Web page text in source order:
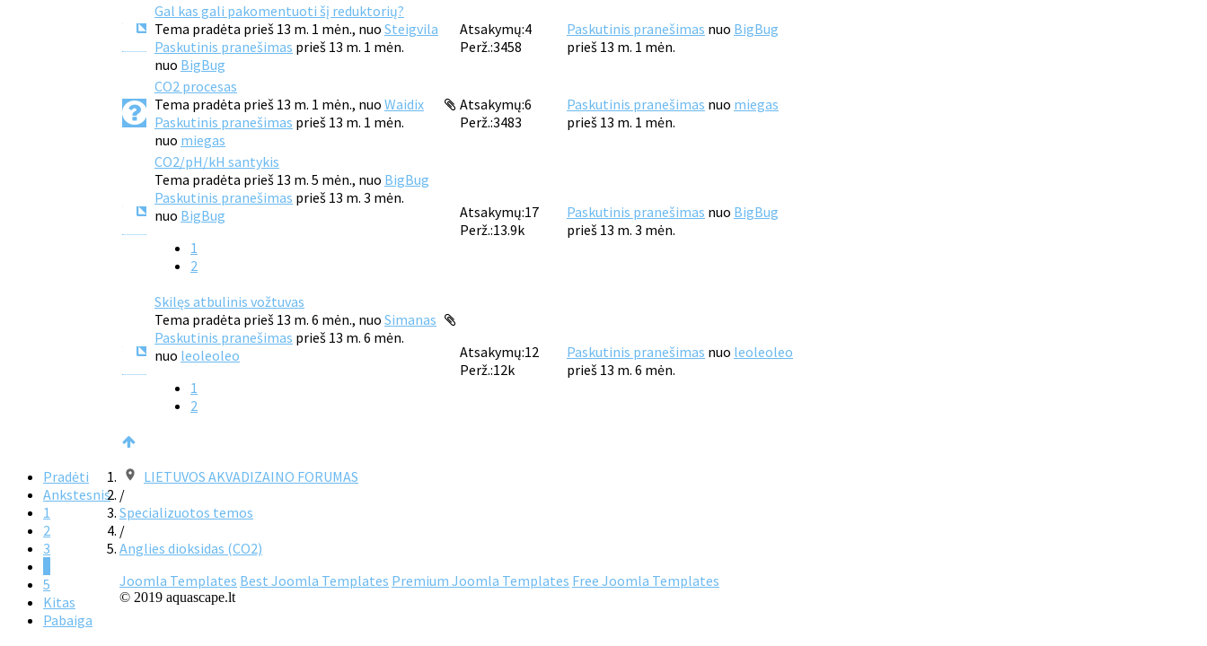
Gal kas gali pakomentuoti šį reduktorių?
Tema pradėta prieš 13 m. 1 mėn., nuo Steigvila
Paskutinis pranešimas prieš 13 m. 1 mėn.
nuo BigBug
Atsakymų:4
Perž.:3458
Paskutinis pranešimas nuo BigBug
prieš 13 m. 1 mėn.
CO2 procesas
Tema pradėta prieš 13 m. 1 mėn., nuo Waidix
Paskutinis pranešimas prieš 13 m. 1 mėn.
nuo miegas
Atsakymų:6
Perž.:3483
Paskutinis pranešimas nuo miegas
prieš 13 m. 1 mėn.
CO2/pH/kH santykis
Tema pradėta prieš 13 m. 5 mėn., nuo BigBug
Paskutinis pranešimas prieš 13 m. 3 mėn.
nuo BigBug
1
2
Atsakymų:17
Perž.:13.9k
Paskutinis pranešimas nuo BigBug
prieš 13 m. 3 mėn.
Skilęs atbulinis vožtuvas
Tema pradėta prieš 13 m. 6 mėn., nuo Simanas
Paskutinis pranešimas prieš 13 m. 6 mėn.
nuo leoleoleo
1
2
Atsakymų:12
Perž.:12k
Paskutinis pranešimas nuo leoleoleo
prieš 13 m. 6 mėn.
Pradėti
Ankstesnis
1
2
3
5
Kitas
Pabaiga
LIETUVOS AKVADIZAINO FORUMAS
/
Specializuotos temos
/
Anglies dioksidas (CO2)
Joomla Templates Best Joomla Templates Premium Joomla Templates Free Joomla Templates
© 2019 aquascape.lt